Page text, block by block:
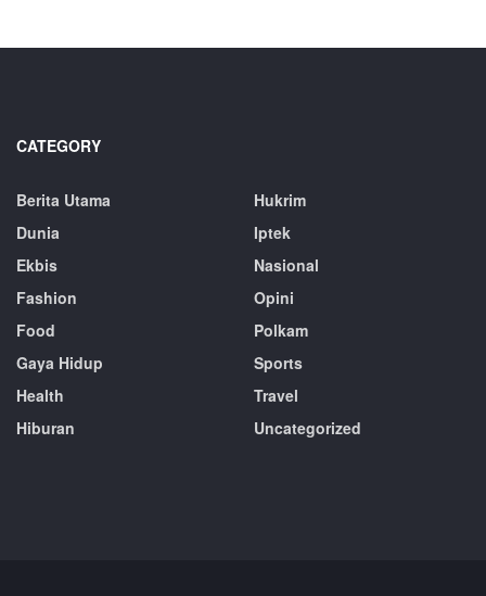
CATEGORY
Berita Utama
Dunia
Ekbis
Fashion
Food
Gaya Hidup
Health
Hiburan
Hukrim
Iptek
Nasional
Opini
Polkam
Sports
Travel
Uncategorized